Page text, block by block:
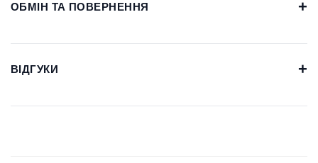
ОБМІН ТА ПОВЕРНЕННЯ +
ВІДГУКИ +